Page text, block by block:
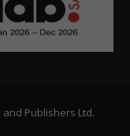
and Publishers Ltd.